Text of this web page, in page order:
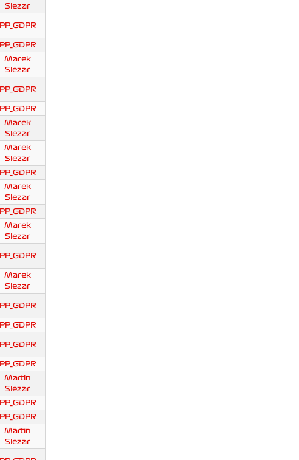
Slezar
PP_GDPR
PP_GDPR
Marek
Slezar
PP_GDPR
PP_GDPR
Marek
Slezar
Marek
Slezar
PP_GDPR
Marek
Slezar
PP_GDPR
Marek
Slezar
PP_GDPR
Marek
Slezar
PP_GDPR
PP_GDPR
PP_GDPR
PP_GDPR
Martin
Slezar
PP_GDPR
PP_GDPR
Martin
Slezar